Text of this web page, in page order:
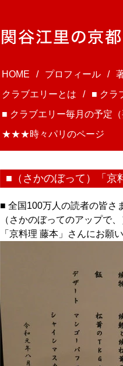
HOME プロフィール
クラブエリーとは
■ クラ
■ クラブエリー毎月の予定（
★★★時々パリのページ
■（さかのぼって）「京
■ 全国100万人の読者の皆さ
（さかのぼってのアップで
「京料理 藤本」さんにお願